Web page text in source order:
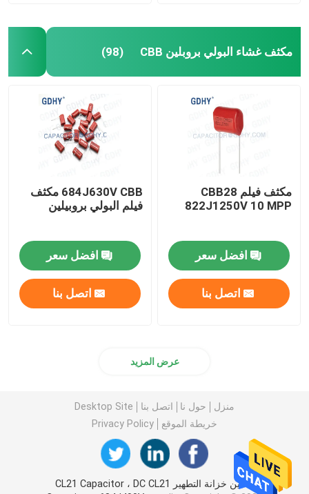
مكثف غشاء البولي بروبلين CBB (98)
مكثف فيلم CBB28
822J1250V 10 MPP
افضل سعر
اتصل بنا
684J630V CBB مكثف
فيلم البولي بروبيلين
افضل سعر
اتصل بنا
عرض المزيد
منزل حول نا اتصل بنا
Desktop Site
خريطة الموقع
Privacy Policy
الصين خزانة التطهير CL21 Capacitor ، DC CL21